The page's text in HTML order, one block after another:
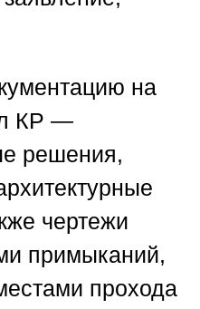
на
КР —
решения,
чертежи
примыканий,
прохода